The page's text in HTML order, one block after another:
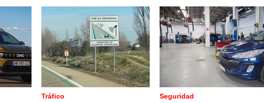
Tráfico Seguridad